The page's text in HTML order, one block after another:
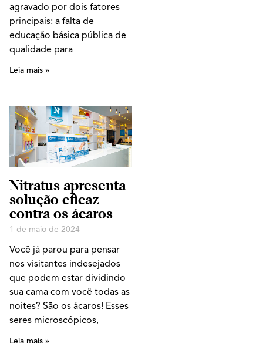
agravado por dois fatores
principais: a falta de
educação básica pública de
qualidade para
Leia mais »
Nitratus apresenta
solução eficaz
contra os ácaros
1 de maio de 2024
Você já parou para pensar
nos visitantes indesejados
que podem estar dividindo
sua cama com você todas as
noites? São os ácaros! Esses
seres microscópicos,
Leia mais »